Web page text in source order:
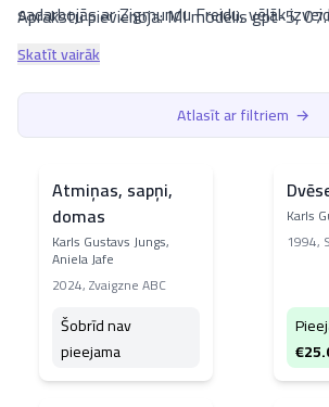
sadarbojās ar Zigmundu Freidu, vēlāk
teorētisku virzienu ar jēdzieniem “arhetips”,
bezapziņa” un “individuācija”. Junga darbi
literatūra latviešu valodā ir publicēta
tostarp apgādā “Zvaigzne ABC”. Liela
luta.lv ir ierindotas kategorijāZinātne,
izdevumi, tostarpPsiholoģiskie tipi
, kā
nosaukumi, piemēram,
Dzīve. Māksla.
kas palīdz iepazīt viņa ideju ietekmi un
Aprakstu pievienoja: MI modelis gpt-5,
Skatīt vairāk
Atlasīt ar filtriem →
Atmiņas, sapņi,
domas
Karls Gustavs Jungs,
Aniela Jafe
2024,Zvaigzne ABC
Šobrīd nav
pieejama
Karls
1994,
€